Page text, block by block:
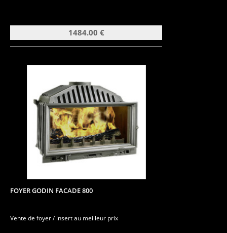
1484.00 €
FOYER GODIN FACADE 800
Vente de foyer / insert au meilleur prix